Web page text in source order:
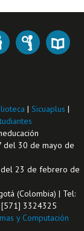
| Sicuaplus |
del 30 de mayo de
del 23 de febrero de
(Colombia) | Tel:
[571] 3324325
y Computación